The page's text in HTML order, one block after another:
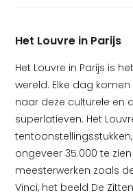
Het Louvre in Parijs
Het Louvre in Parijs is
wereld. Elke dag
naar deze culturele en
superlatieven. Het
ongeveer 35.000 te
meesterwerken zoals
Vinci, het beeld De